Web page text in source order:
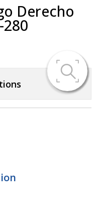
Derecho